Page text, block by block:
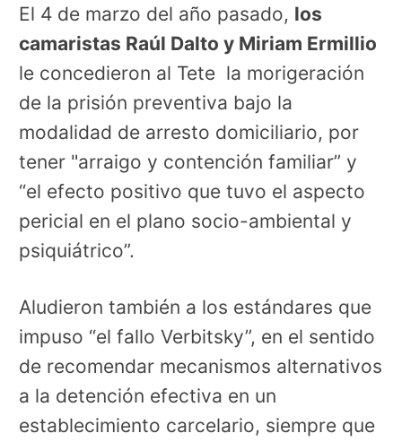
El 4 de marzo del año pasado, los
camaristas Raúl Dalto y Miriam Ermillio
le concedieron al Tete la morigeración
de la prisión preventiva bajo la
modalidad de arresto domiciliario, por
tener "arraigo y contención familiar” y
“el efecto positivo que tuvo el aspecto
pericial en el plano socio-ambiental y
psiquiátrico”.
Aludieron también a los estándares que
impuso “el fallo Verbitsky”, en el sentido
de recomendar mecanismos alternativos
a la detención efectiva en un
establecimiento carcelario, siempre que